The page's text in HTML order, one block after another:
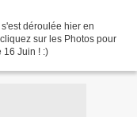
déroulée hier en
sur les Photos pour
16 Juin ! :)